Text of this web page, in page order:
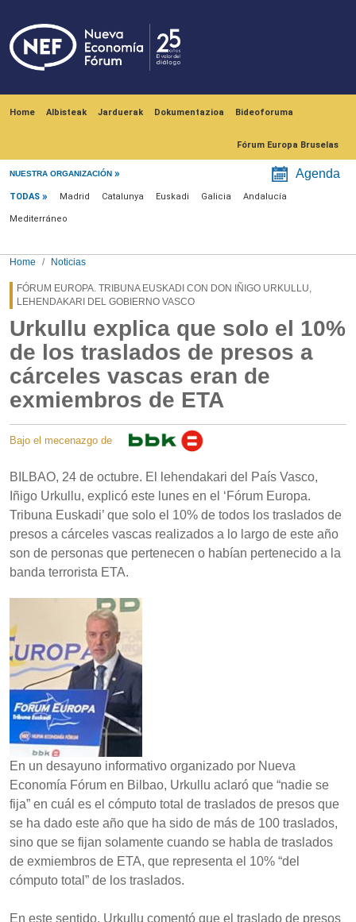
Home Albisteak Jarduerak Dokumentazioa Bideoforuma
Fórum Europa Bruselas
NUESTRA ORGANIZACIÓN Agenda
Menú noticias
TODAS Madrid Catalunya Euskadi Galicia Andalucía
Mediterráneo
Home Noticias
FÓRUM EUROPA. TRIBUNA EUSKADI CON DON IÑIGO URKULLU,
LEHENDAKARI DEL GOBIERNO VASCO
Urkullu explica que solo el 10%
de los traslados de presos a
cárceles vascas eran de
exmiembros de ETA
Bajo el mecenazgo de
BILBAO, 24 de octubre. El lehendakari del País Vasco,
Iñigo Urkullu, explicó este lunes en el ‘Fórum Europa.
Tribuna Euskadi’ que solo el 10% de todos los traslados de
presos a cárceles vascas realizados a lo largo de este año
son de personas que pertenecen o habían pertenecido a la
banda terrorista ETA.
En un desayuno informativo organizado por Nueva
Economía Fórum en Bilbao, Urkullu aclaró que “nadie se
fija” en cuál es el cómputo total de traslados de presos que
se ha dado este año que ha sido de más de 100 traslados,
sino que se fijan solamente cuando se habla de traslados
de exmiembros de ETA, que representa el 10% “del
cómputo total” de los traslados.
En este sentido, Urkullu comentó que el traslado de presos